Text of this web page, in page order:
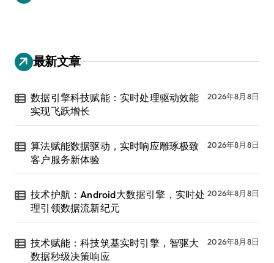
最新文章
数据引擎科技赋能：实时处理驱动效能
实现飞跃增长
2026年8月8日
算法赋能数据驱动，实时响应雕琢极致
客户服务新体验
2026年8月8日
技术护航：Android大数据引擎，实时处
理引领数据流新纪元
2026年8月8日
技术赋能：科技筑基实时引擎，智驱大
数据秒级决策响应
2026年8月8日